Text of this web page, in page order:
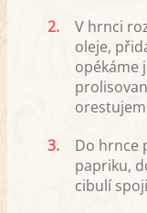
2.
V hrnci
oleje,
opékáme
3.
Do hrnce
papriku,
cibulí